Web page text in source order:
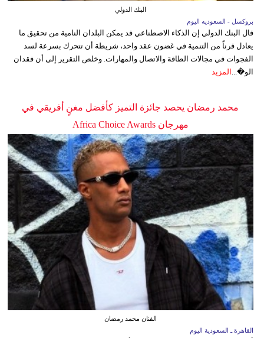
البنك الدولي
بروكسل - السعوديه اليوم
قال البنك الدولي إن الذكاء الاصطناعي قد يمكن البلدان النامية من تحقيق ما
يعادل قرناً من التنمية في غضون عقد واحد، شريطة أن تتحرك بسرعة لسد
الفجوات في مجالات الطاقة والاتصال والمهارات. وخلص التقرير إلى أن فقدان
الو�...
المزيد
محمد رمضان يحصد جائزة التميز كأفضل مغنٍ أفريقي في
مهرجان Africa Choice Awards
الفنان محمد رمضان
القاهرة ـ السعودية اليوم